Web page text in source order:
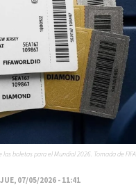
JUE, 07/05/2026 - 11:41
boletas para el Mundial 2026. Tomada de FIFA